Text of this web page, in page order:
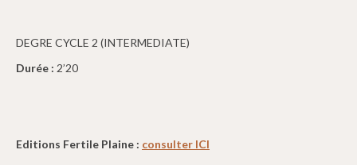
DEGRE CYCLE 2 (INTERMEDIATE)
Durée : 2’20
Editions Fertile Plaine : consulter ICI